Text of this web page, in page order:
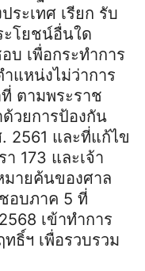
ระเทศ เรียก รับ
โยชน์อื่นใด
บ เพื่อกระทำการ
แหน่งไม่ว่าการ
ตามพระราช
วยการป้องกัน
2561 และที่แก้ไข
173 และเจ้า
ายค้นของศาล
อบภาค 5 ที่
เข้าทำการ
ธิ์ฯ เพื่อรวบรวม